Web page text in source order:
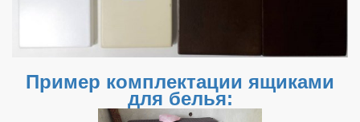
Пример комплектации ящиками
для белья: